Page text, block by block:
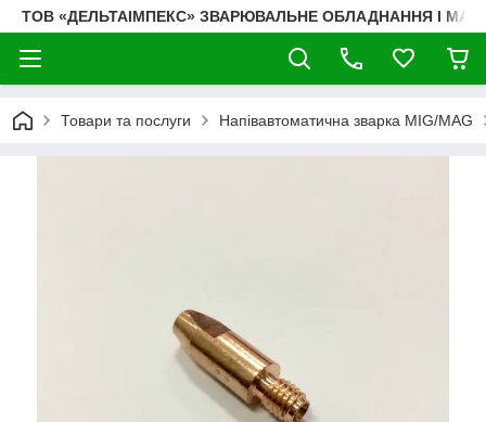
ТОВ «ДЕЛЬТАІМПЕКС» ЗВАРЮВАЛЬНЕ ОБЛАДНАННЯ І
Товари та послуги Напівавтоматична зварка MIG/MAG